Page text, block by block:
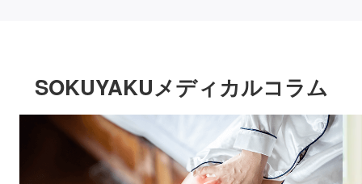
SOKUYAKUメディカルコラム